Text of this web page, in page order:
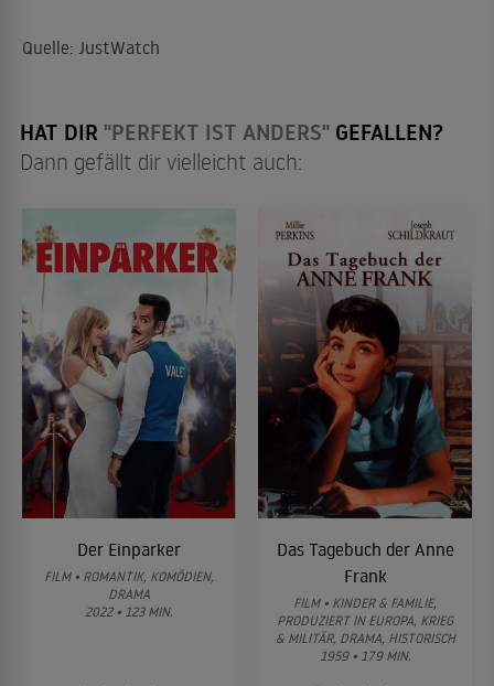
Quelle: JustWatch
HAT DIR "PERFEKT IST ANDERS" GEFALLEN?
Dann gefällt dir vielleicht auch:
Der Einparker
FILM • ROMANTIK, KOMÖDIEN,
DRAMA
2022 • 123 MIN.
Das Tagebuch der Anne
Frank
FILM • KINDER & FAMILIE,
PRODUZIERT IN EUROPA, KRIEG
& MILITÄR, DRAMA, HISTORISCH
1959 • 179 MIN.